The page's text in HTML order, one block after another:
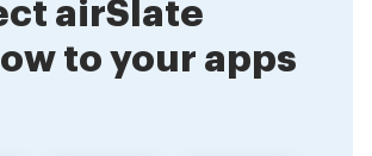
airSlate
to your apps